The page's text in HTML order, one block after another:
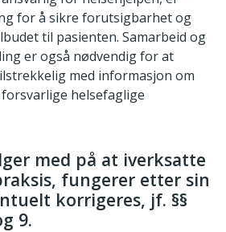
for å sikre forutsigbarhet og
til pasienten. Samarbeid og
er også nødvendig for at
med informasjon om
helsefaglige
med på at iverksatte
fungerer etter sin
korrigeres, jf. §§
9.